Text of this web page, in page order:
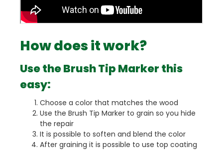
How does it work?
Use the Brush Tip Marker this
easy:
Choose a color that matches the wood
Use the Brush Tip Marker to grain so you hide
the repair
It is possible to soften and blend the color
After graining it is possible to use top coating